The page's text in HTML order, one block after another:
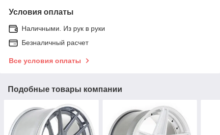
Условия оплаты
Наличными. Из рук в руки
Безналичный расчет
Все условия оплаты
Подобные товары компании